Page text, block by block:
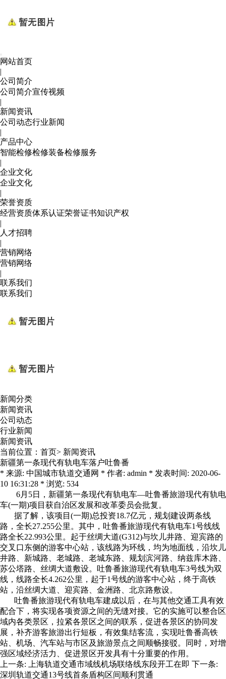
网站首页
|
公司简介
公司简介宣传视频
|
新闻资讯
公司动态行业新闻
|
产品中心
智能检修检修装备检修服务
|
企业文化
企业文化
|
荣誉资质
经营资质体系认证荣誉证书知识产权
|
人才招聘
|
营销网络
营销网络
|
联系我们
联系我们
新闻分类
新闻资讯
公司动态
行业新闻
新闻资讯
当前位置： 首页> 新闻资讯
新疆第一条现代有轨电车落户吐鲁番
* 来源: 中国城市轨道交通网 * 作者: admin * 发表时间: 2020-06-
10 16:31:28 * 浏览: 534
6月5日，新疆第一条现代有轨电车—吐鲁番旅游现代有轨电
车(一期)项目获自治区发展和改革委员会批复。
据了解，该项目(一期)总投资18.7亿元，规划建设两条线
路，全长27.255公里。其中，吐鲁番旅游现代有轨电车1号线线
路全长22.993公里。起于丝绸大道(G312)与坎儿井路、迎宾路的
交叉口东侧的游客中心站，该线路为环线，均为地面线，沿坎儿
井路、新城路、老城路、老城东路、规划滨河路、纳兹库木路、
苏公塔路、丝绸大道敷设。吐鲁番旅游现代有轨电车3号线为双
线，线路全长4.262公里，起于1号线的游客中心站，终于高铁
站，沿丝绸大道、迎宾路、金洲路、北京路敷设。
吐鲁番旅游现代有轨电车建成以后，在与其他交通工具有效
配合下，将实现各项资源之间的无缝对接。它的实施可以整合区
域内各类景区，拉紧各景区之间的联系，促进各景区的协同发
展，补齐游客旅游出行短板，有效集结客流，实现吐鲁番高铁
站、机场、汽车站与市区及旅游景点之间顺畅接驳。同时，对增
强区域经济活力、促进景区开发具有十分重要的作用。
上一条:
上海轨道交通市域线机场联络线东段开工在即 下一条:
深圳轨道交通13号线首条盾构区间顺利贯通